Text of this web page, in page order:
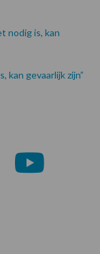
nodig is, kan
kan gevaarlijk zijn”